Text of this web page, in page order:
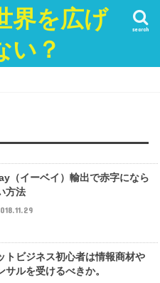
界を広げ
い？
search
（イーベイ）輸出で赤字になら
方法
トビジネス初心者は情報商材や
サルを受けるべきか。